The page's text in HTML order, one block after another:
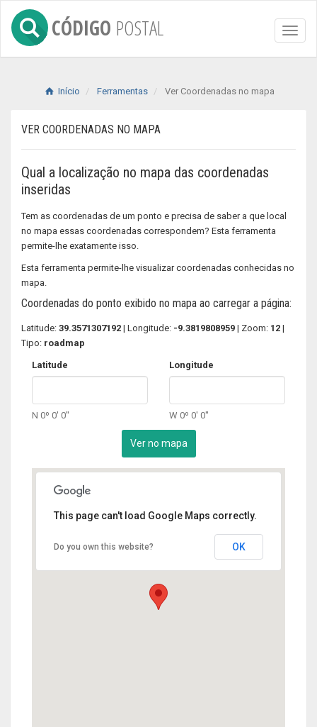
Toggle
CÓDIGO POSTAL
Início Ferramentas Ver Coordenadas no mapa
VER COORDENADAS NO MAPA
Qual a localização no mapa das coordenadas
inseridas
Tem as coordenadas de um ponto e precisa de saber a que local
no mapa essas coordenadas correspondem? Esta ferramenta
permite-lhe exatamente isso.
Esta ferramenta permite-lhe visualizar coordenadas conhecidas no
mapa.
Coordenadas do ponto exibido no mapa ao carregar a página:
Latitude: 39.3571307192 | Longitude: -9.3819808959 | Zoom: 12 |
Tipo: roadmap
Latitude
N 0º 0' 0''
Longitude
W 0º 0' 0''
This page can't load Google Maps correctly.
Do you own this website? OK